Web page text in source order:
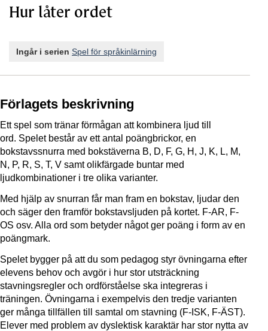
Hur låter ordet
Ingår i serien Spel för språkinlärning
Förlagets beskrivning
Ett spel som tränar förmågan att kombinera ljud till
ord. Spelet består av ett antal poängbrickor, en
bokstavssnurra med bokstäverna B, D, F, G, H, J, K, L, M,
N, P, R, S, T, V samt olikfärgade buntar med
ljudkombinationer i tre olika varianter.
Med hjälp av snurran får man fram en bokstav, ljudar den
och säger den framför bokstavsljuden på kortet. F-AR, F-
OS osv. Alla ord som betyder något ger poäng i form av en
poängmark.
Spelet bygger på att du som pedagog styr övningarna efter
elevens behov och avgör i hur stor utsträckning
stavningsregler och ordförståelse ska integreras i
träningen. Övningarna i exempelvis den tredje varianten
ger många tillfällen till samtal om stavning (F-ISK, F-ÄST).
Elever med problem av dyslektisk karaktär har stor nytta av